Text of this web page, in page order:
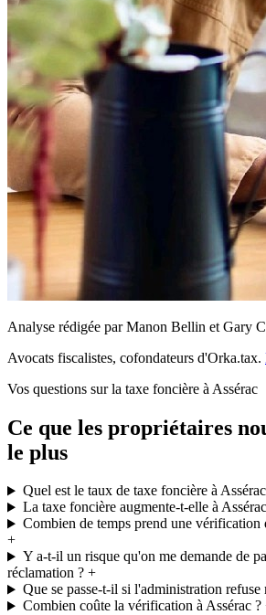
Analyse rédigée par Manon Bellin et Gary
Avocats fiscalistes, cofondateurs d'Orka.tax.
Vos questions sur la taxe foncière à Assérac
Ce que les propriétaires
le plus
Quel est le taux de taxe foncière à
La taxe foncière augmente-t-elle à
Combien de temps prend une vérification
+
Y a-t-il un risque qu'on me demande de
réclamation ? +
Que se passe-t-il si l'administration refuse
Combien coûte la vérification à Assérac ?